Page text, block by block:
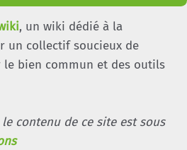
, un wiki dédié à la
un collectif soucieux de
le bien commun et des outils
contenu de ce site est sous